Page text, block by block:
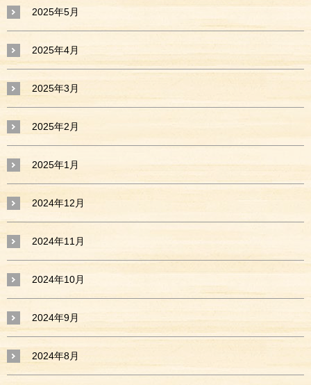
2025年5月
2025年4月
2025年3月
2025年2月
2025年1月
2024年12月
2024年11月
2024年10月
2024年9月
2024年8月